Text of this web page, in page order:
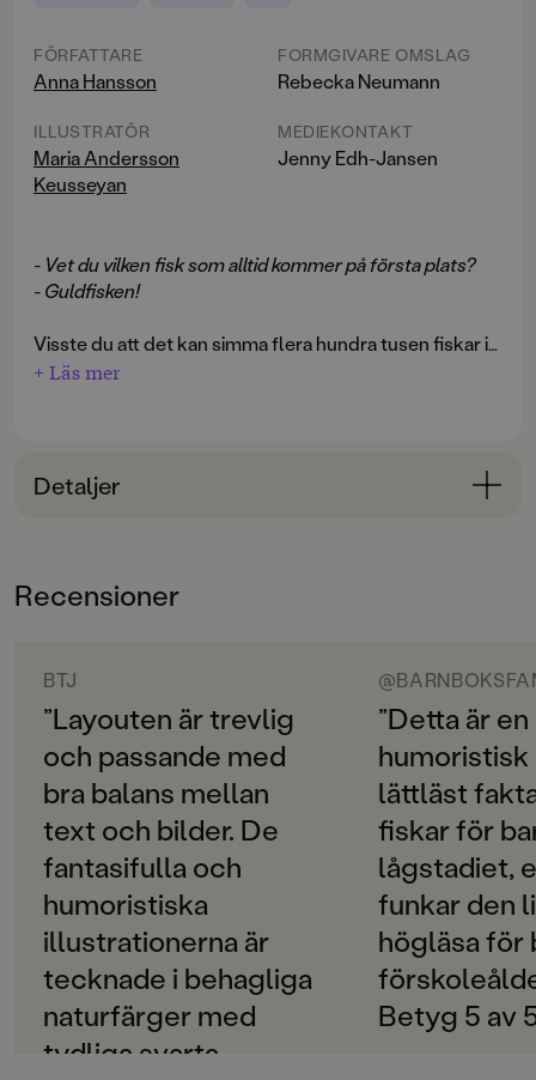
FÖRFATTARE
Anna Hansson
ILLUSTRATÖR
Maria Andersson
Keusseyan
FORMGIVARE OMSLAG
Rebecka Neumann
MEDIEKONTAKT
Jenny Edh-Jansen
- Vet du vilken fisk som alltid kommer på första plats?
- Guldfisken!
Visste du att det kan simma flera hundra tusen fiskar i
ett fiskstim? Att flygfiskarna kan glida ovanför
berättas med en stor portion humor i denna fjärde del i
serien Intresseklubben.
versaler. Många roliga och kluriga bilder av Maria
Andersson Keusseyan.
+ Läs mer
Detaljer
6-9
Svenska
SPRÅK
Svenska
SERIE
Lättläst
PUBLICERINGSDATUM
2020-01-10
Produktion
MILJÖMÄRKNING
Ja
Recensioner
BTJ
”Layouten är trevlig
och passande med
bra balans mellan
text och bilder. De
fantasifulla och
humoristiska
illustrationerna är
tecknade i behagliga
naturfärger med
tydliga svarta
”Detta är en
humoristisk
lättläst
fiskar för
lågstadiet,
funkar den
högläsa för
Betyg 5 av